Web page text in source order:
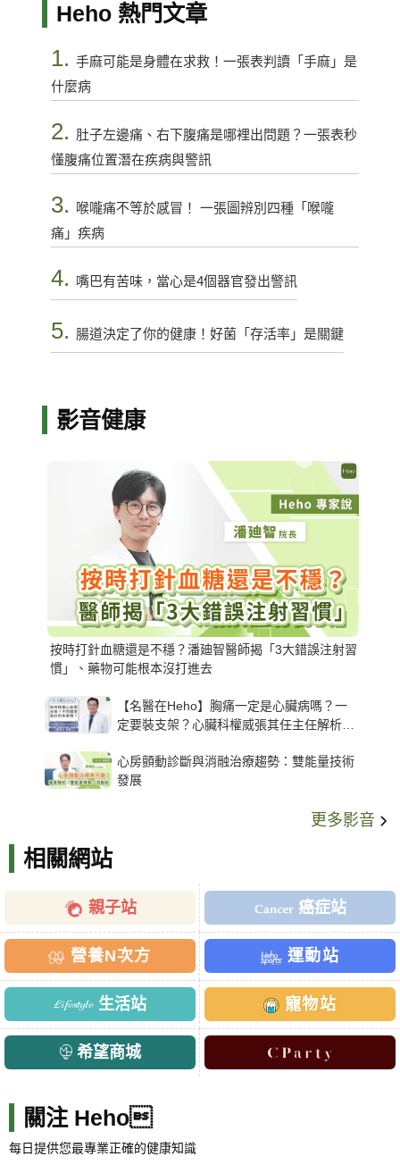
Heho 熱門文章
1. 手麻可能是身體在求救！一張表判讀「手麻」是
什麼病
2. 肚子左邊痛、右下腹痛是哪裡出問題？一張表秒
懂腹痛位置潛在疾病與警訊
3. 喉嚨痛不等於感冒！ 一張圖辨別四種「喉嚨
痛」疾病
4. 嘴巴有苦味，當心是4個器官發出警訊
5. 腸道決定了你的健康！好菌「存活率」是關鍵
影音健康
按時打針血糖還是不穩？潘廸智醫師揭「3大錯誤注射習
慣」、藥物可能根本沒打進去
【名醫在Heho】胸痛一定是心臟病嗎？一
定要裝支架？心臟科權威張其任主任解析支
心房顫動診斷與消融治療趨勢：雙能量技術
發展
更多影音
相關網站
親子站 癌症站
營養N次方 運動站
生活站 寵物站
希望商城
關注 Heho
每日提供您最專業正確的健康知識